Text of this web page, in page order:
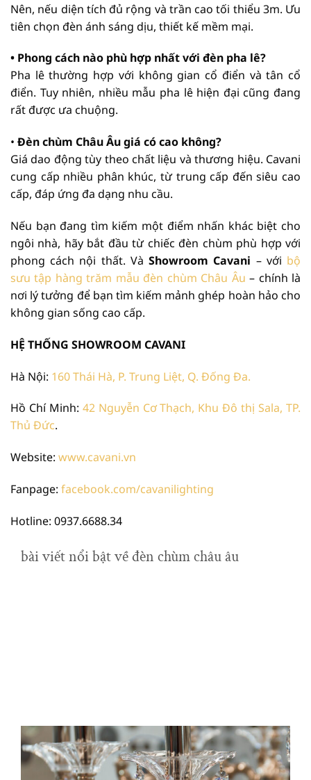
Nên, nếu diện tích đủ rộng và trần cao tối thiểu 3m. Ưu
tiên chọn đèn ánh sáng dịu, thiết kế mềm mại.
• Phong cách nào phù hợp nhất với đèn pha lê?
Pha lê thường hợp với không gian cổ điển và tân cổ
điển. Tuy nhiên, nhiều mẫu pha lê hiện đại cũng đang
rất được ưa chuộng.
• Đèn chùm Châu Âu giá có cao không?
Giá dao động tùy theo chất liệu và thương hiệu. Cavani
cung cấp nhiều phân khúc, từ trung cấp đến siêu cao
cấp, đáp ứng đa dạng nhu cầu.
Nếu bạn đang tìm kiếm một điểm nhấn khác biệt cho
ngôi nhà, hãy bắt đầu từ chiếc đèn chùm phù hợp với
phong cách nội thất. VàShowroom Cavani – với bộ
sưu tập hàng trăm mẫu đèn chùm Châu Âu – chính là
nơi lý tưởng để bạn tìm kiếm mảnh ghép hoàn hảo cho
không gian sống cao cấp.
HỆ THỐNG SHOWROOM CAVANI
Hà Nội: 160 Thái Hà, P. Trung Liệt, Q. Đống Đa.
Hồ Chí Minh: 42 Nguyễn Cơ Thạch, Khu Đô thị Sala, TP.
Thủ Đức.
Website: www.cavani.vn
Fanpage: facebook.com/cavanilighting
Hotline: 0937.6688.34
bài viết nổi bật về đèn chùm châu âu